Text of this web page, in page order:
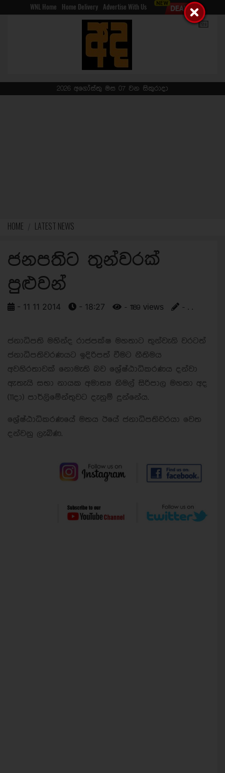
WNL Home Home Delivery Advertise With Us
2026 අගෝස්තු මස 07 වන සිකුරාදා
HOME LATEST NEWS
ජනපතිට තුන්වරක්
පුළුවන්
- 11 11 2014 - 18:27 - 1189 views - . .
ජනාධිපති මහින්ද රාජපක්ෂ මහතාට තුන්වැනි වරටත්
ජනාධිපතිවරණයට ඉදිරිපත් වීමට නීතිමය
අවහිරතාවක් නොමැති බව ශ්‍රේෂ්ඨාධිකරණය දන්වා
ඇතැයි සභා නායක අමාත්‍ය නිමල් සිරිපාල මහතා අද
(11දා) පාර්ලිමේන්තුවට දැනුම් දුන්නේය.
ශ්‍රේෂ්ඨාධිකරණයේ මතය ඊයේ ජනාධිපතිවරයා වෙත
දන්වනු ලැබිණ.